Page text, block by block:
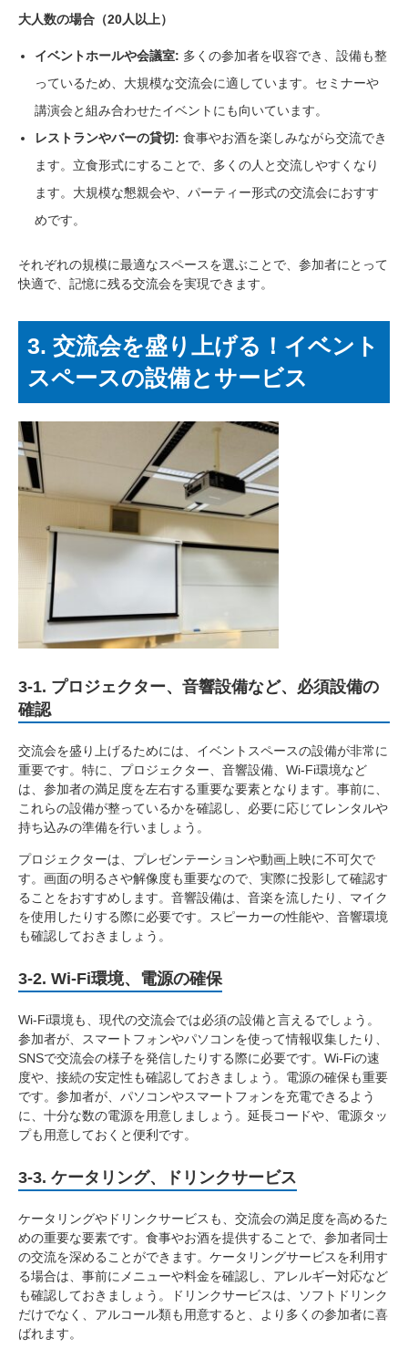
大人数の場合（20人以上）
イベントホールや会議室: 多くの参加者を収容でき、設備も整
っているため、大規模な交流会に適しています。セミナーや
講演会と組み合わせたイベントにも向いています。
レストランやバーの貸切: 食事やお酒を楽しみながら交流でき
ます。立食形式にすることで、多くの人と交流しやすくなり
ます。大規模な懇親会や、パーティー形式の交流会におすす
めです。
それぞれの規模に最適なスペースを選ぶことで、参加者にとって
快適で、記憶に残る交流会を実現できます。
3. 交流会を盛り上げる！イベント
スペースの設備とサービス
3-1. プロジェクター、音響設備など、必須設備の
確認
交流会を盛り上げるためには、イベントスペースの設備が非常に
重要です。特に、プロジェクター、音響設備、Wi-Fi環境など
は、参加者の満足度を左右する重要な要素となります。事前に、
これらの設備が整っているかを確認し、必要に応じてレンタルや
持ち込みの準備を行いましょう。
プロジェクターは、プレゼンテーションや動画上映に不可欠で
す。画面の明るさや解像度も重要なので、実際に投影して確認す
ることをおすすめします。音響設備は、音楽を流したり、マイク
を使用したりする際に必要です。スピーカーの性能や、音響環境
も確認しておきましょう。
3-2. Wi-Fi環境、電源の確保
Wi-Fi環境も、現代の交流会では必須の設備と言えるでしょう。
参加者が、スマートフォンやパソコンを使って情報収集したり、
SNSで交流会の様子を発信したりする際に必要です。Wi-Fiの速
度や、接続の安定性も確認しておきましょう。電源の確保も重要
です。参加者が、パソコンやスマートフォンを充電できるよう
に、十分な数の電源を用意しましょう。延長コードや、電源タッ
プも用意しておくと便利です。
3-3. ケータリング、ドリンクサービス
ケータリングやドリンクサービスも、交流会の満足度を高めるた
めの重要な要素です。食事やお酒を提供することで、参加者同士
の交流を深めることができます。ケータリングサービスを利用す
る場合は、事前にメニューや料金を確認し、アレルギー対応など
も確認しておきましょう。ドリンクサービスは、ソフトドリンク
だけでなく、アルコール類も用意すると、より多くの参加者に喜
ばれます。